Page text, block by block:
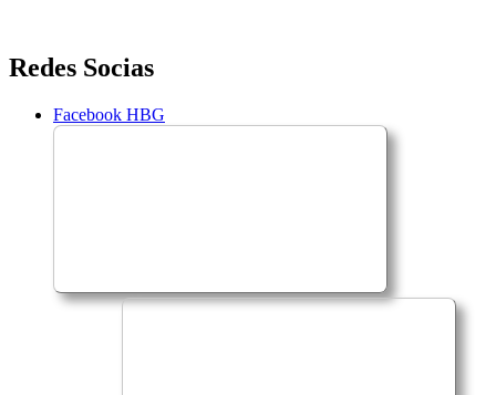
Saltar
para
conteúdo
Redes Socias
Facebook HBG